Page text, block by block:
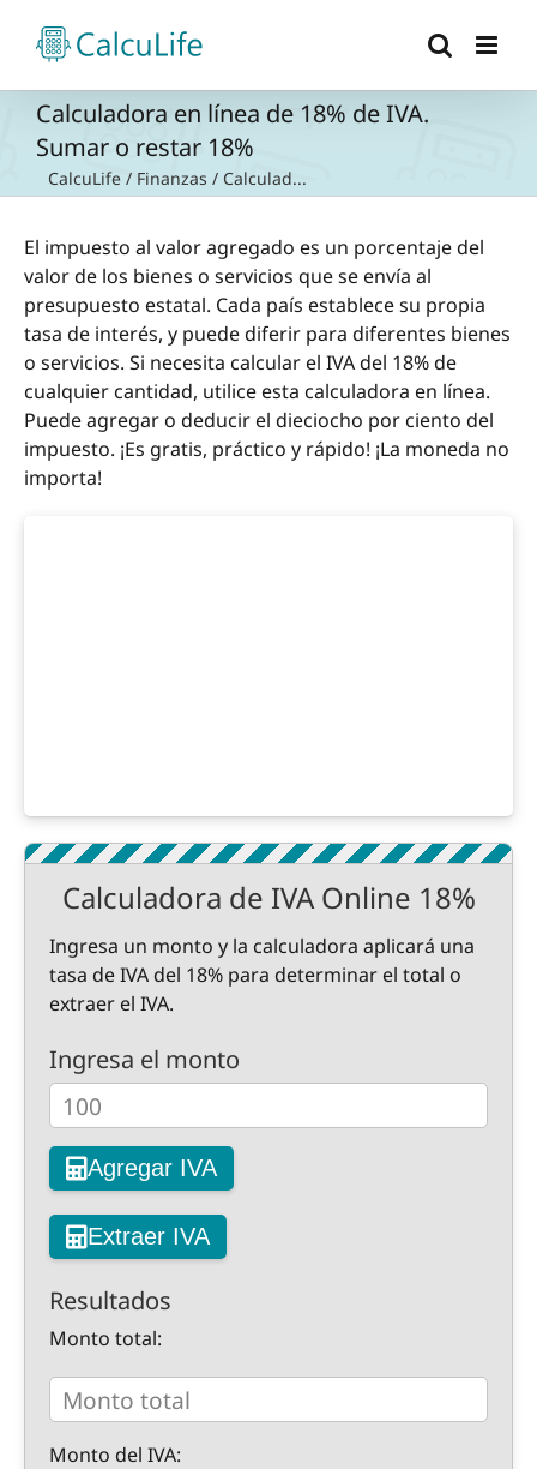
contenido
Calculadora en línea de 18% de IVA.
Sumar o restar 18%
CalcuLife / Finanzas / Calculad...
El impuesto al valor agregado es un porcentaje del
valor de los bienes o servicios que se envía al
presupuesto estatal. Cada país establece su propia
tasa de interés, y puede diferir para diferentes bienes
o servicios. Si necesita calcular el IVA del 18% de
cualquier cantidad, utilice esta calculadora en línea.
Puede agregar o deducir el dieciocho por ciento del
impuesto. ¡Es gratis, práctico y rápido! ¡La moneda no
importa!
Calculadora de IVA Online 18%
Ingresa un monto y la calculadora aplicará una
tasa de IVA del 18% para determinar el total o
extraer el IVA.
Ingresa el monto
Agregar IVA
Extraer IVA
Resultados
Monto total:
Monto del IVA: